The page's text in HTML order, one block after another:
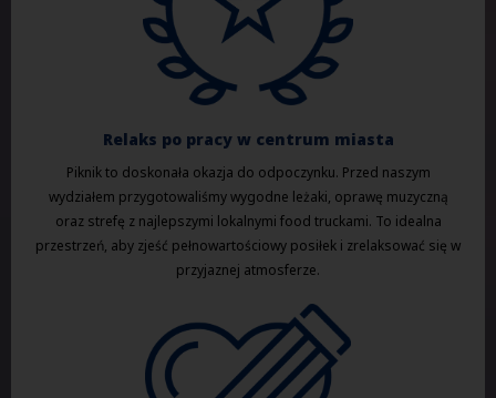
Relaks po pracy w centrum miasta
Piknik to doskonała okazja do odpoczynku. Przed naszym
wydziałem przygotowaliśmy wygodne leżaki, oprawę muzyczną
oraz strefę z najlepszymi lokalnymi food truckami. To idealna
przestrzeń, aby zjeść pełnowartościowy posiłek i zrelaksować się w
przyjaznej atmosferze.